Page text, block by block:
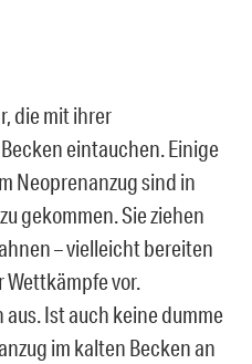
die mit ihrer
eintauchen. Einige
Neoprenanzug sind in
gekommen. Sie ziehen
– vielleicht bereiten
Wettkämpfe vor.
Ist auch keine dumme
im kalten Becken an